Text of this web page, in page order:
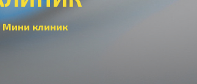
Мини клиник